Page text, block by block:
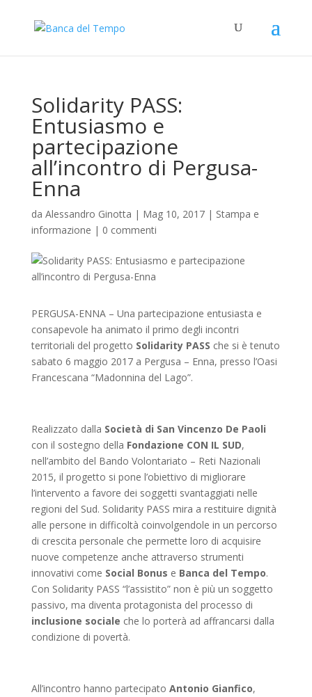
Solidarity PASS:
Entusiasmo e
partecipazione
all’incontro di Pergusa-
Enna
da Alessandro Ginotta | Mag 10, 2017| Stampa e
informazione | 0 commenti
PERGUSA-ENNA – Una partecipazione entusiasta e
consapevole ha animato il primo degli incontri
territoriali del progetto Solidarity PASS che si è tenuto
sabato 6 maggio 2017 a Pergusa – Enna, presso l’Oasi
Francescana “Madonnina del Lago”.
Realizzato dalla Società di San Vincenzo De Paoli
con il sostegno della Fondazione CON IL SUD,
nell’ambito del Bando Volontariato – Reti Nazionali
2015, il progetto si pone l’obiettivo di migliorare
l’intervento a favore dei soggetti svantaggiati nelle
regioni del Sud. Solidarity PASS mira a restituire dignità
alle persone in difficoltà coinvolgendole in un percorso
di crescita personale che permette loro di acquisire
nuove competenze anche attraverso strumenti
innovativi come Social Bonus e Banca del Tempo.
Con Solidarity PASS “l’assistito” non è più un soggetto
passivo, ma diventa protagonista del processo di
inclusione sociale che lo porterà ad affrancarsi dalla
condizione di povertà.
All’incontro hanno partecipato Antonio Gianfico,